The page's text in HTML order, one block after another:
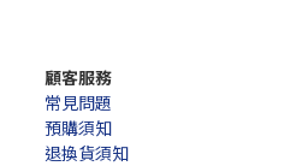
顧客服務
常見問題
預購須知
退換貨須知